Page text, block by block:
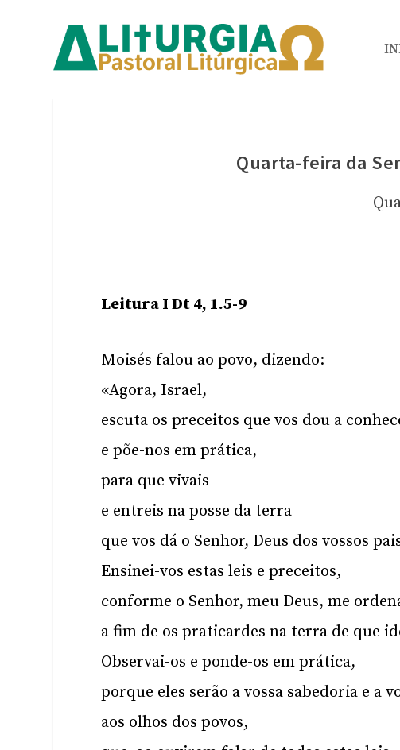
Quarta-feira da
Leitura I Dt 4, 1.5-9
Moisés falou ao povo, dizendo:
«Agora, Israel,
escuta os preceitos que vos dou a
e põe-nos em prática,
para que vivais
e entreis na posse da terra
que vos dá o Senhor, Deus dos vossos
Ensinei-vos estas leis e preceitos,
conforme o Senhor, meu Deus, me
a fim de os praticardes na terra de que
Observai-os e ponde-os em prática,
porque eles serão a vossa sabedoria e a
aos olhos dos povos,